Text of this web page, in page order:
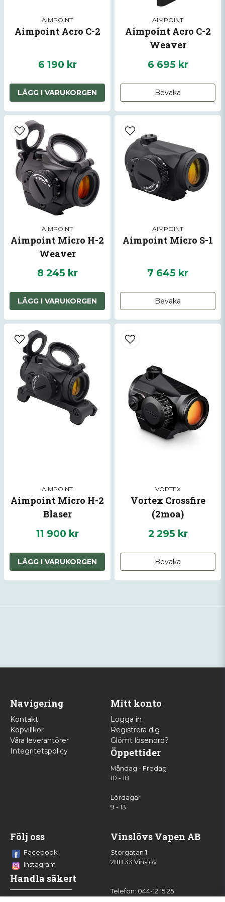
AIMPOINT
Aimpoint Acro C-2
6 190 kr
LÄGG I VARUKORGEN
AIMPOINT
Aimpoint Acro C-2
Weaver
6 695 kr
Bevaka
AIMPOINT
Aimpoint Micro H-2
Weaver
8 245 kr
LÄGG I VARUKORGEN
AIMPOINT
Aimpoint Micro S-1
7 645 kr
Bevaka
AIMPOINT
Aimpoint Micro H-2
Blaser
11 900 kr
LÄGG I VARUKORGEN
VORTEX
Vortex Crossfire
(2moa)
2 295 kr
Bevaka
Navigering
Kontakt
Köpvillkor
Våra leverantörer
Integritetspolicy
Mitt konto
Logga in
Registrera dig
Glömt lösenord?
Öppettider
Måndag - Fredag
10 - 18
Lördagar
9 - 13
Följ oss
Facebook
Instagram
Handla säkert
Vinslövs Vapen AB
Storgatan 1
288 33 Vinslöv
Telefon: 044-12 15 25